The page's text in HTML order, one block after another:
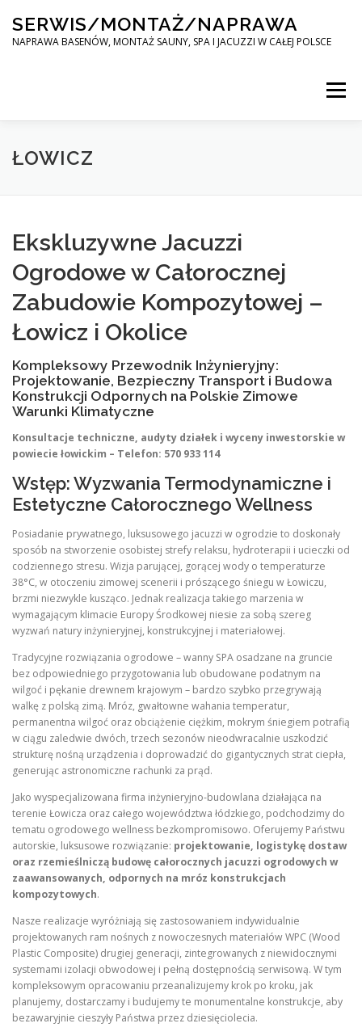
content
SERWIS/MONTAŻ/NAPRAWA
NAPRAWA BASENÓW, MONTAŻ SAUNY, SPA I JACUZZI W CAŁEJ POLSCE
Menu
SPA SERWIS
KONTAKT
ŁOWICZ
Ekskluzywne Jacuzzi
Ogrodowe w Całorocznej
Zabudowie Kompozytowej –
Łowicz i Okolice
Kompleksowy Przewodnik Inżynieryjny:
Projektowanie, Bezpieczny Transport i Budowa
Konstrukcji Odpornych na Polskie Zimowe
Warunki Klimatyczne
Konsultacje techniczne, audyty działek i wyceny inwestorskie w
powiecie łowickim – Telefon: 570 933 114
Wstęp: Wyzwania Termodynamiczne i
Estetyczne Całorocznego Wellness
Posiadanie prywatnego, luksusowego jacuzzi w ogrodzie to doskonały
sposób na stworzenie osobistej strefy relaksu, hydroterapii i ucieczki od
codziennego stresu. Wizja parującej, gorącej wody o temperaturze
38°C, w otoczeniu zimowej scenerii i prószącego śniegu w Łowiczu,
brzmi niezwykle kusząco. Jednak realizacja takiego marzenia w
wymagającym klimacie Europy Środkowej niesie za sobą szereg
wyzwań natury inżynieryjnej, konstrukcyjnej i materiałowej.
Tradycyjne rozwiązania ogrodowe – wanny SPA osadzane na gruncie
bez odpowiedniego przygotowania lub obudowane podatnym na
wilgoć i pękanie drewnem krajowym – bardzo szybko przegrywają
walkę z polską zimą. Mróz, gwałtowne wahania temperatur,
permanentna wilgoć oraz obciążenie ciężkim, mokrym śniegiem potrafią
w ciągu zaledwie dwóch, trzech sezonów nieodwracalnie uszkodzić
strukturę nośną urządzenia i doprowadzić do gigantycznych strat ciepła,
generując astronomiczne rachunki za prąd.
Jako wyspecjalizowana firma inżynieryjno-budowlana działająca na
terenie Łowicza oraz całego województwa łódzkiego, podchodzimy do
tematu ogrodowego wellness bezkompromisowo. Oferujemy Państwu
autorskie, luksusowe rozwiązanie: projektowanie, logistykę dostaw
oraz rzemieślniczą budowę całorocznych jacuzzi ogrodowych w
zaawansowanych, odpornych na mróz konstrukcjach
kompozytowych.
Nasze realizacje wyróżniają się zastosowaniem indywidualnie
projektowanych ram nośnych z nowoczesnych materiałów WPC (Wood
Plastic Composite) drugiej generacji, zintegrowanych z niewidocznymi
systemami izolacji obwodowej i pełną dostępnością serwisową. W tym
kompleksowym opracowaniu przeanalizujemy krok po kroku, jak
planujemy, dostarczamy i budujemy te monumentalne konstrukcje, aby
bezawaryjnie cieszyły Państwa przez dziesięciolecia.